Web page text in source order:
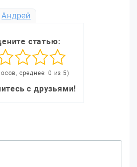
Андрей
статью:
среднее: 0 из 5)
с друзьями!